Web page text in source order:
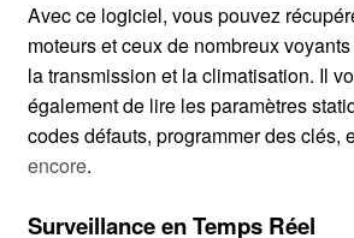
Avec ce logiciel, vous pouvez
moteurs et ceux de nombreux
la transmission et la climatisation. Il
également de lire les paramètres
codes défauts, programmer des clés,
encore.
Surveillance en Temps Réel